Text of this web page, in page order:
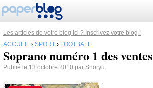
Les articles de votre blog ici ? Inscrivez votre blog !
ACCUEIL › SPORT › FOOTBALL
Soprano numéro 1 des ventes
Publié le 13 octobre 2010 par Shoryu